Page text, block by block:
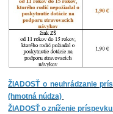
ŽIADOSŤ o neuhrádzanie
(hmotná núdza)
ŽIADOSŤ o zníženie